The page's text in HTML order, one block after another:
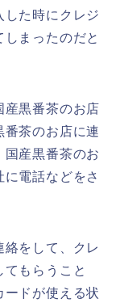
した時にクレジ
まったのだと
産黒番茶のお店
茶のお店に連
産黒番茶のお
電話などをさ
をして、クレ
もらうこと
ードが使える状